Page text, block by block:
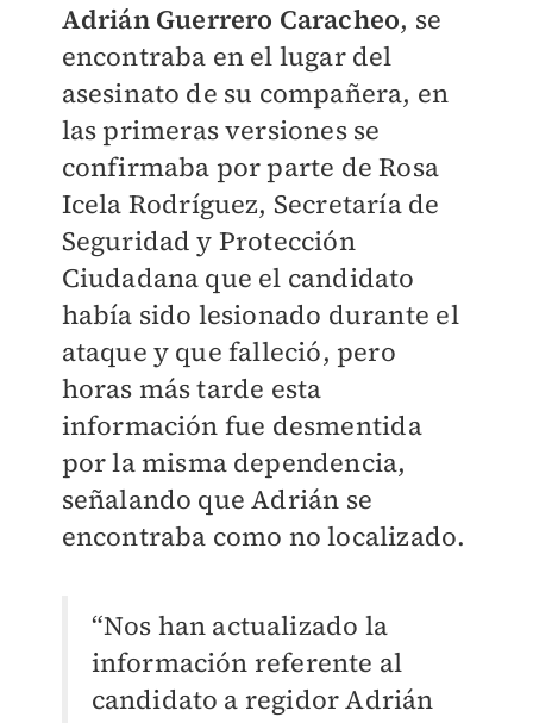
Adrián Guerrero Caracheo, se
encontraba en el lugar del
asesinato de su compañera, en
las primeras versiones se
confirmaba por parte de Rosa
Icela Rodríguez, Secretaría de
Seguridad y Protección
Ciudadana que el candidato
había sido lesionado durante el
ataque y que falleció, pero
horas más tarde esta
información fue desmentida
por la misma dependencia,
señalando que Adrián se
encontraba como no localizado.
“Nos han actualizado la
información referente al
candidato a regidor Adrián